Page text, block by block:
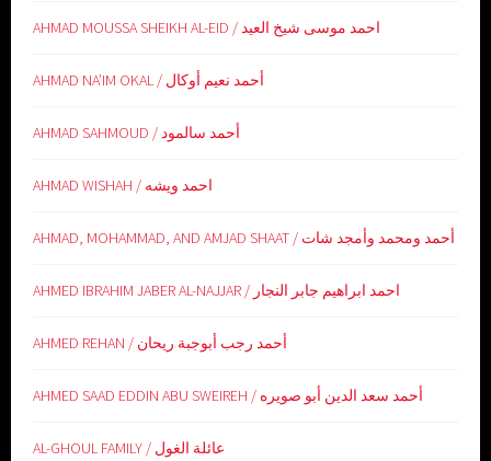
AHMAD MOUSSA SHEIKH AL-EID / احمد موسى شيخ العيد
AHMAD NA’IM OKAL / أحمد نعيم أوكال
AHMAD SAHMOUD / أحمد سالمود
AHMAD WISHAH / احمد ويشه
AHMAD, MOHAMMAD, AND AMJAD SHAAT / أحمد ومحمد وأمجد شات
AHMED IBRAHIM JABER AL-NAJJAR / احمد ابراهيم جابر النجار
AHMED REHAN / أحمد رجب أبوجبة ريحان
AHMED SAAD EDDIN ABU SWEIREH / أحمد سعد الدين أبو صويره
AL-GHOUL FAMILY / عائلة الغول